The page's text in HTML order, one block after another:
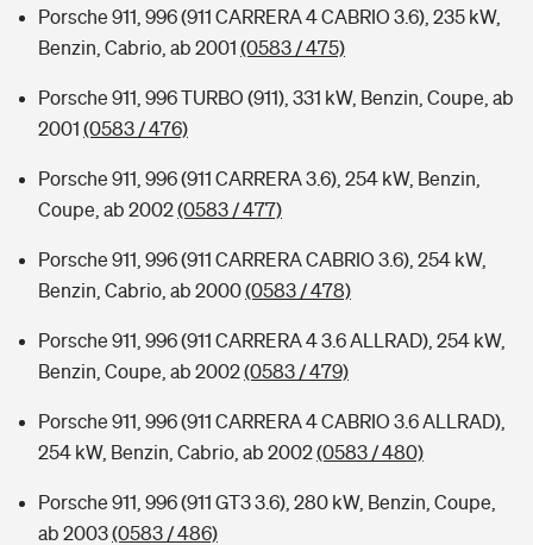
Porsche 911, 996 (911 CARRERA 4 CABRIO 3.6), 235 kW,
Benzin, Cabrio, ab 2001 (0583 / 475)
Porsche 911, 996 TURBO (911), 331 kW, Benzin, Coupe, ab
2001 (0583 / 476)
Porsche 911, 996 (911 CARRERA 3.6), 254 kW, Benzin,
Coupe, ab 2002(0583 / 477)
Porsche 911, 996 (911 CARRERA CABRIO 3.6), 254 kW,
Benzin, Cabrio, ab 2000(0583 / 478)
Porsche 911, 996 (911 CARRERA 4 3.6 ALLRAD), 254 kW,
Benzin, Coupe, ab 2002(0583 / 479)
Porsche 911, 996 (911 CARRERA 4 CABRIO 3.6 ALLRAD),
254 kW, Benzin, Cabrio, ab 2002(0583 / 480)
Porsche 911, 996 (911 GT3 3.6), 280 kW, Benzin, Coupe,
ab 2003(0583 / 486)